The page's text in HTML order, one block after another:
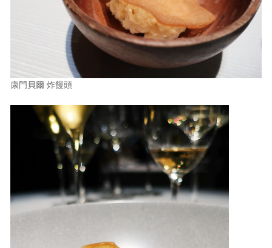
康門貝爾 炸饅頭